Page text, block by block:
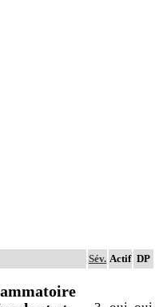
Sév. Actif DP